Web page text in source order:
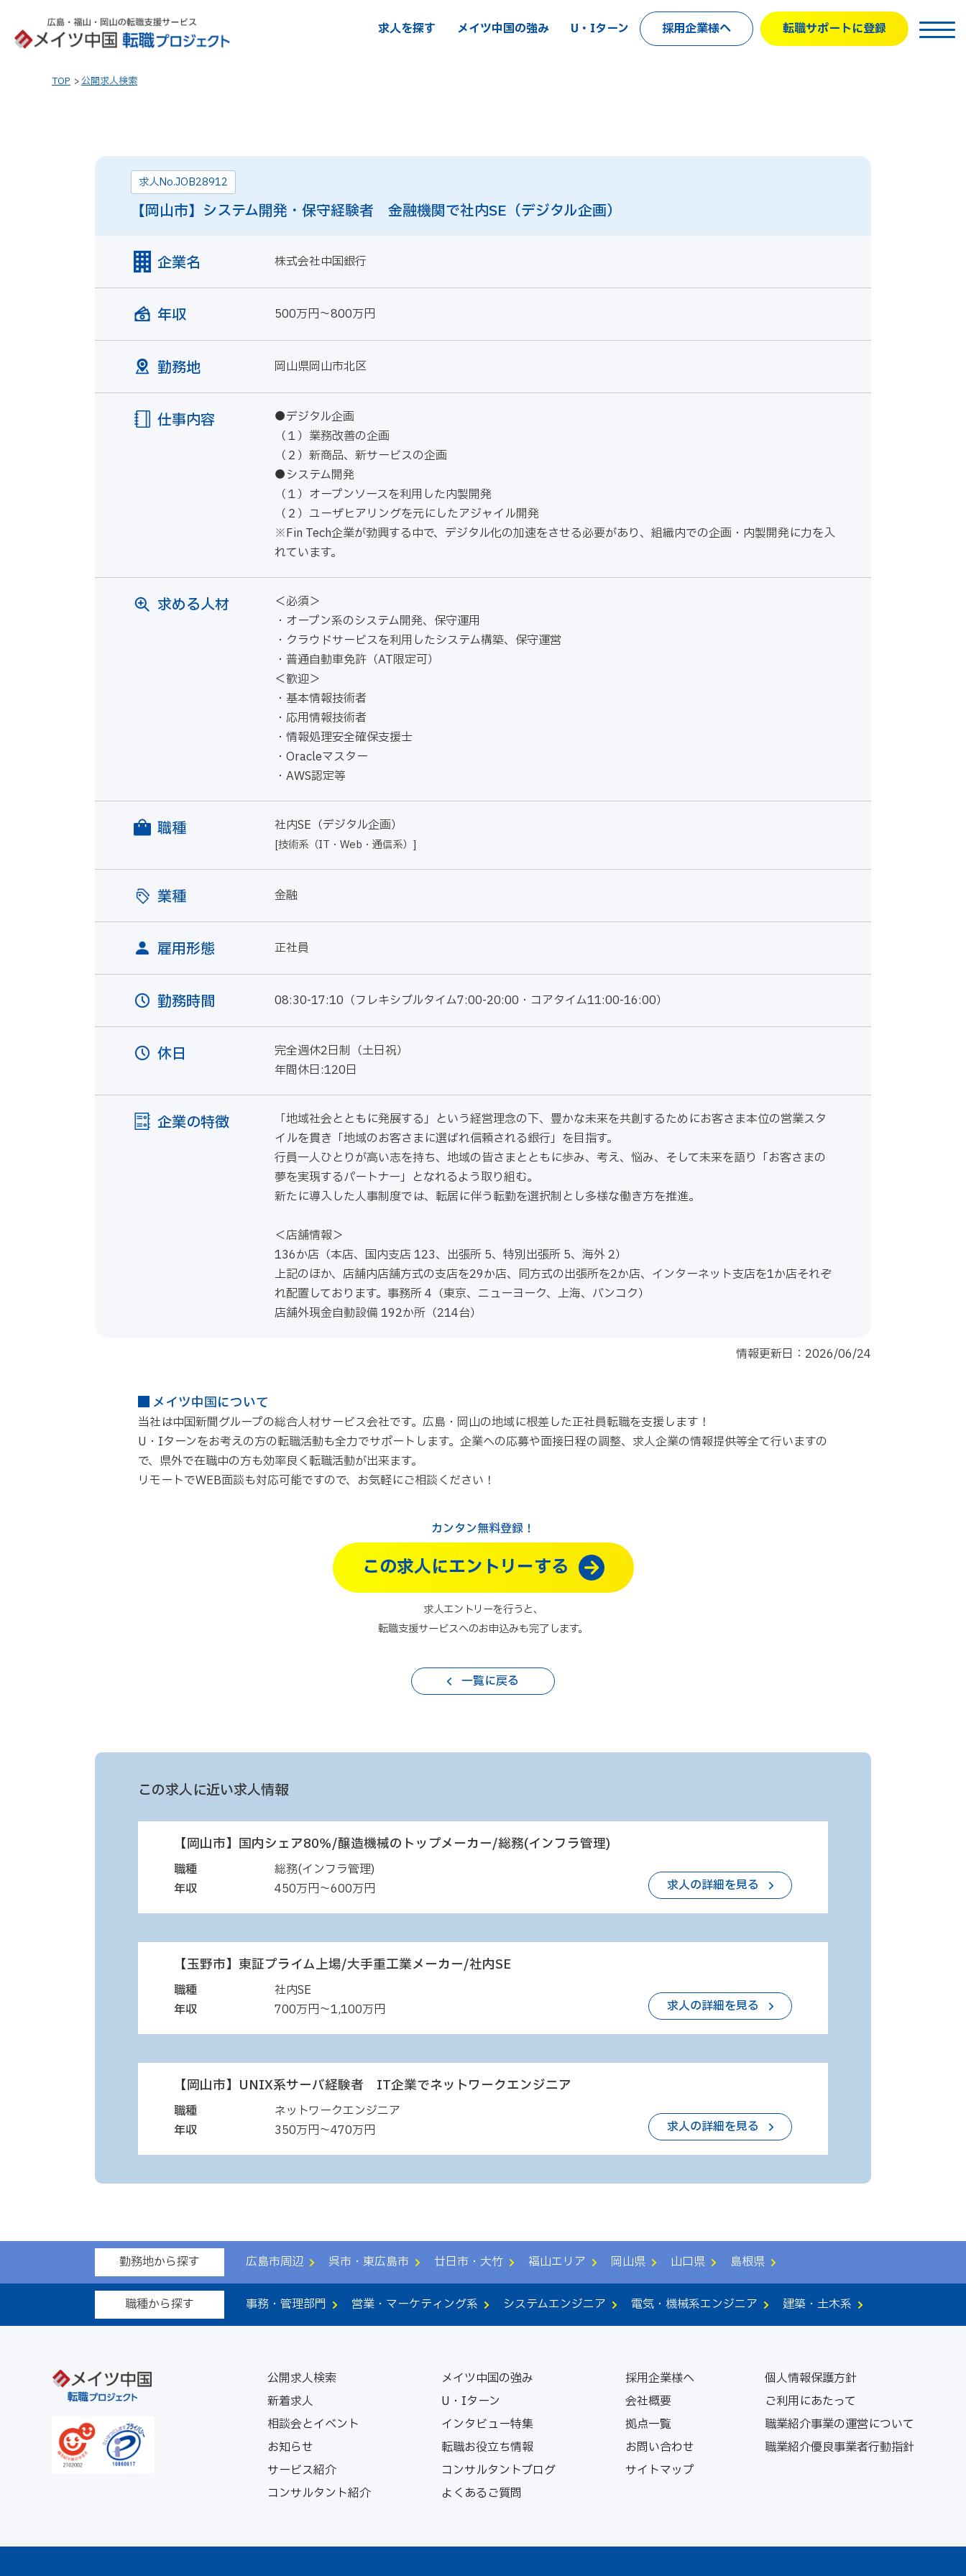
求人を探す メイツ中国の強み U・Iターン 採用企業様へ 転職サポートに登録
TOP 公開求人検索
求人No.JOB28912
【岡山市】システム開発・保守経験者 金融機関で社内SE（デジタル企画）
企業名 株式会社中国銀行
年収 500万円～800万円
勤務地 岡山県岡山市北区
仕事内容
●デジタル企画
（１）業務改善の企画
（２）新商品、新サービスの企画
●システム開発
（１）オープンソースを利用した内製開発
（２）ユーザヒアリングを元にしたアジャイル開発
※Fin Tech企業が勃興する中で、デジタル化の加速をさせる必要があり、組織内での企画・内製開発に力を入
れています。
求める人材
＜必須＞
・オープン系のシステム開発、保守運用
・クラウドサービスを利用したシステム構築、保守運営
・普通自動車免許（AT限定可）
＜歓迎＞
・基本情報技術者
・応用情報技術者
・情報処理安全確保支援士
・Oracleマスター
・AWS認定等
職種 社内SE（デジタル企画）
[技術系（IT・Web・通信系）]
業種 金融
雇用形態 正社員
勤務時間 08:30-17:10（フレキシブルタイム7:00-20:00・コアタイム11:00-16:00）
休日
完全週休2日制（土日祝）
年間休日:120日
企業の特徴
「地域社会とともに発展する」という経営理念の下、豊かな未来を共創するためにお客さま本位の営業スタ
イルを貫き「地域のお客さまに選ばれ信頼される銀行」を目指す。
行員一人ひとりが高い志を持ち、地域の皆さまとともに歩み、考え、悩み、そして未来を語り「お客さまの
夢を実現するパートナー」となれるよう取り組む。
新たに導入した人事制度では、転居に伴う転勤を選択制とし多様な働き方を推進。
＜店舗情報＞
136か店（本店、国内支店 123、出張所 5、特別出張所 5、海外 2）
上記のほか、店舗内店舗方式の支店を29か店、同方式の出張所を2か店、インターネット支店を1か店それぞ
れ配置しております。事務所 4（東京、ニューヨーク、上海、バンコク）
店舗外現金自動設備 192か所（214台）
情報更新日：2026/06/24
メイツ中国について
当社は中国新聞グループの総合人材サービス会社です。広島・岡山の地域に根差した正社員転職を支援します！
U・Iターンをお考えの方の転職活動も全力でサポートします。企業への応募や面接日程の調整、求人企業の情報提供等全て行いますの
で、県外で在職中の方も効率良く転職活動が出来ます。
リモートでWEB面談も対応可能ですので、お気軽にご相談ください！
カンタン無料登録！
この求人にエントリーする
求人エントリーを行うと、
転職支援サービスへのお申込みも完了します。
一覧に戻る
この求人に近い求人情報
【岡山市】国内シェア80％/醸造機械のトップメーカー/総務(インフラ管理)
職種
総務(インフラ管理)
年収
450万円～600万円 求人の詳細を見る
【玉野市】東証プライム上場/大手重工業メーカー/社内SE
職種
社内SE
年収
700万円～1,100万円 求人の詳細を見る
【岡山市】UNIX系サーバ経験者 IT企業でネットワークエンジニア
職種
ネットワークエンジニア
年収
350万円～470万円 求人の詳細を見る
勤務地から探す 広島市周辺 呉市・東広島市 廿日市・大竹 福山エリア 岡山県 山口県 島根県
職種から探す 事務・管理部門 営業・マーケティング系 システムエンジニア 電気・機械系エンジニア 建築・土木系
公開求人検索
新着求人
相談会とイベント
お知らせ
サービス紹介
コンサルタント紹介
メイツ中国の強み
U・Iターン
インタビュー特集
転職お役立ち情報
コンサルタントブログ
よくあるご質問
採用企業様へ
会社概要
拠点一覧
お問い合わせ
サイトマップ
個人情報保護方針
ご利用にあたって
職業紹介事業の運営について
職業紹介優良事業者行動指針